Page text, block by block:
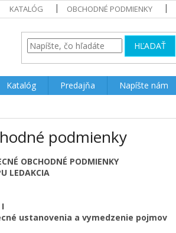
KATALÓG OBCHODNÉ PODMIENKY
HĽADAŤ
Katalóg Predajňa Napíšte nám
podmienky
OBCHODNÉ PODMIENKY
LEDAKCIA
ustanovenia a vymedzenie pojmov